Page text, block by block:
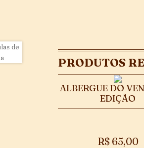
PRODUTOS
ALBERGUE DO
EDIÇÃO
R$ 65,00